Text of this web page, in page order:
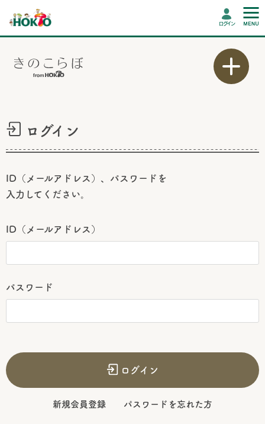
ログイン
ログイン
ID（メールアドレス）、パスワードを
入力してください。
ID（メールアドレス）
パスワード
ログイン
新規会員登録 パスワードを忘れた方